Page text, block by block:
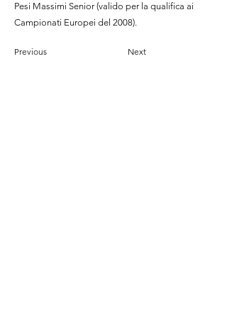
Pesi Massimi Senior (valido per la qualifica ai
Campionati Europei del 2008).
Previous Next